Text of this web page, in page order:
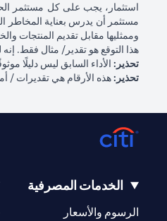
استثمار، يجب على كل مستثمر
مستثمر أن يدرس بعناية المخاطر
وممثليها مقابل تقديم المنتجات
هذا التوقع هو تقدير/ مثال فقط.
تحذير: الأداء السابق ليس دليلًا
تحذير:هذه الأرقام هي تقديرات /
الخدمات المصرفية
الرسوم والأسعار